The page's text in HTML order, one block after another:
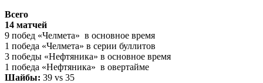
Всего
14 матчей
9 побед «Челмета» в основное время
1 победа «Челмета» в серии буллитов
3 победы «Нефтяника» в основное время
1 победа «Нефтяника» в овертайме
Шайбы: 39 vs 35